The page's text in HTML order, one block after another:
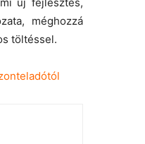
új fejlesztés,
méghozzá
töltéssel.